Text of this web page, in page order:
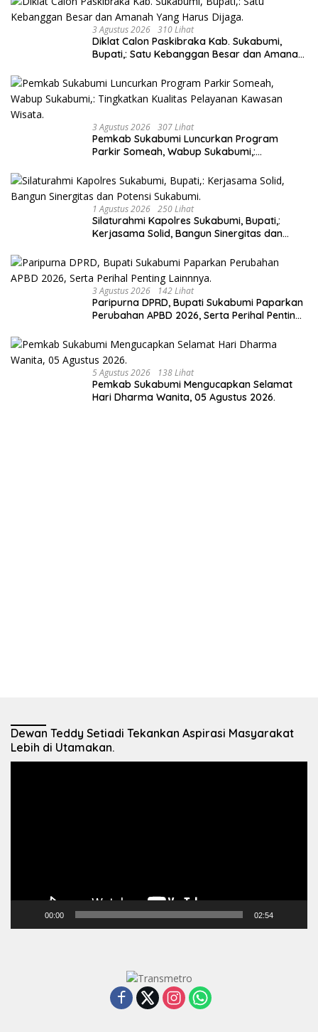
3 Agustus 2026 310 Lihat
Diklat Calon Paskibraka Kab. Sukabumi,
Bupati,: Satu Kebanggan Besar dan Amanah
3 Agustus 2026 307 Lihat
Pemkab Sukabumi Luncurkan Program
Parkir Someah, Wabup Sukabumi,:
Wisata.
1 Agustus 2026 250 Lihat
Silaturahmi Kapolres Sukabumi, Bupati,:
Kerjasama Solid, Bangun Sinergitas dan
3 Agustus 2026 142 Lihat
Paripurna DPRD, Bupati Sukabumi Paparkan
Perubahan APBD 2026, Serta Perihal Penting
5 Agustus 2026 138 Lihat
Pemkab Sukabumi Mengucapkan Selamat
Hari Dharma Wanita, 05 Agustus 2026.
Dewan Teddy Setiadi Tekankan Aspirasi Masyarakat
Lebih di Utamakan.
00:00 02:54